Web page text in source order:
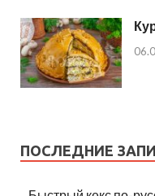
ПОСЛЕДНИЕ